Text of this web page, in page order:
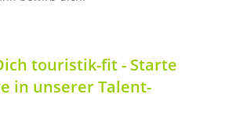
touristik-fit - Starte
in unserer Talent-